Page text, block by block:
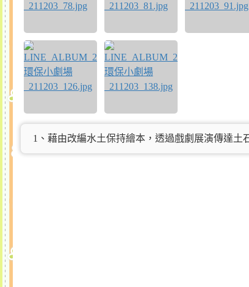
1、藉由改編水土保持繪本，透過戲劇展演傳達土